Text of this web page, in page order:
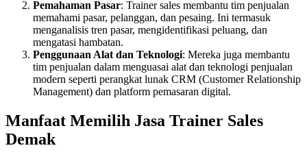
Pemahaman Pasar: Trainer sales membantu tim penjualan
memahami pasar, pelanggan, dan pesaing. Ini termasuk
menganalisis tren pasar, mengidentifikasi peluang, dan
mengatasi hambatan.
Penggunaan Alat dan Teknologi: Mereka juga membantu
tim penjualan dalam menguasai alat dan teknologi penjualan
modern seperti perangkat lunak CRM (Customer Relationship
Management) dan platform pemasaran digital.
Manfaat Memilih Jasa Trainer Sales
Demak